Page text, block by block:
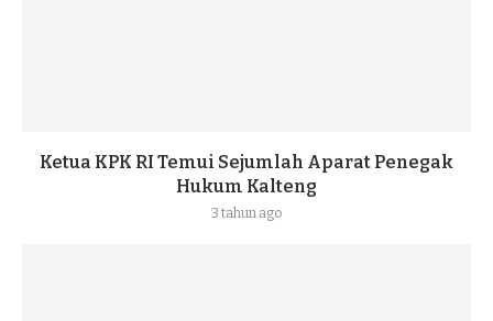
Ketua KPK RI Temui Sejumlah Aparat Penegak
Hukum Kalteng
3 tahun ago